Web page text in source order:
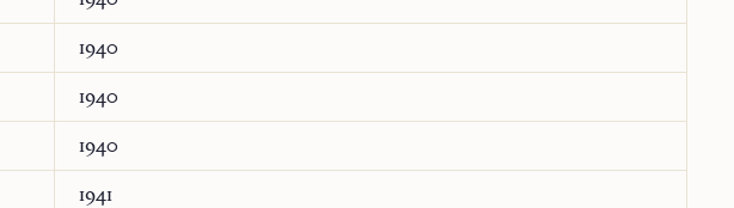
1940
1940
1940
1941